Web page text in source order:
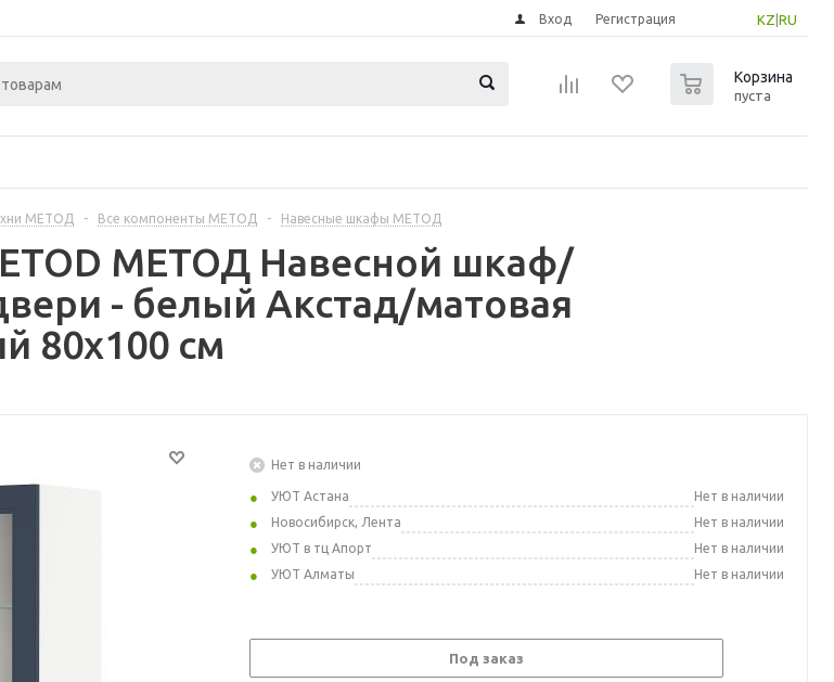
KZ RU
Вход Регистрация
Корзина
пуста
МЕТОД - Все компоненты МЕТОД - Навесные шкафы МЕТОД
МЕТОД Навесной шкаф/
- белый Акстад/матовая
80x100 см
Нет в наличии
УЮТ Астана
Нет в наличии
Новосибирск, Лента
Нет в наличии
УЮТ в тц Апорт
Нет в наличии
УЮТ Алматы
Нет в наличии
Под заказ